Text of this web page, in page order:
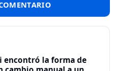
encontró la forma de